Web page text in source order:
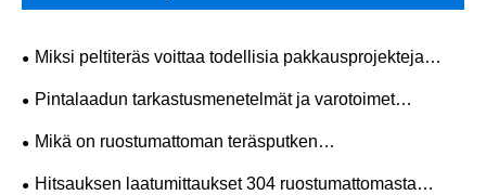
Miksi peltiteräs voittaa todellisia pakkausprojekteja
tänään?
​Pintalaadun tarkastusmenetelmät ja varotoimet
ruostumattomasta teräslevystä 304
Mikä on ruostumattoman teräsputken
valmistusprosessi?
​Hitsauksen laatumittaukset 304 ruostumattomasta